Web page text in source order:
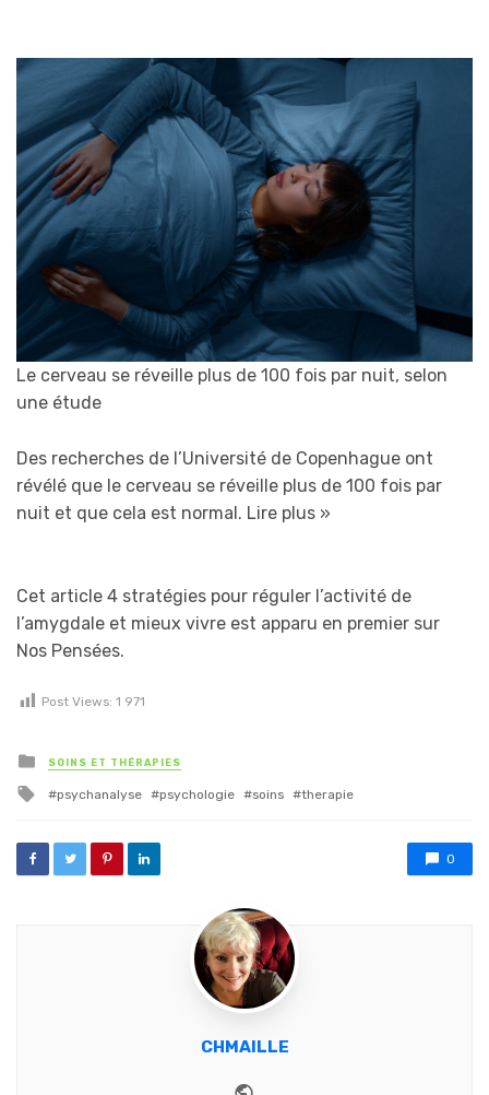
Le cerveau se réveille plus de 100 fois par nuit, selon
une étude
Des recherches de l’Université de Copenhague ont
révélé que le cerveau se réveille plus de 100 fois par
nuit et que cela est normal. Lire plus »
Cet article 4 stratégies pour réguler l’activité de
l’amygdale et mieux vivre est apparu en premier sur
Nos Pensées.
Post Views: 1 971
Posted in
SOINS ET THÉRAPIES
Tagged with
psychanalyse psychologie soins therapie
0
CHMAILLE